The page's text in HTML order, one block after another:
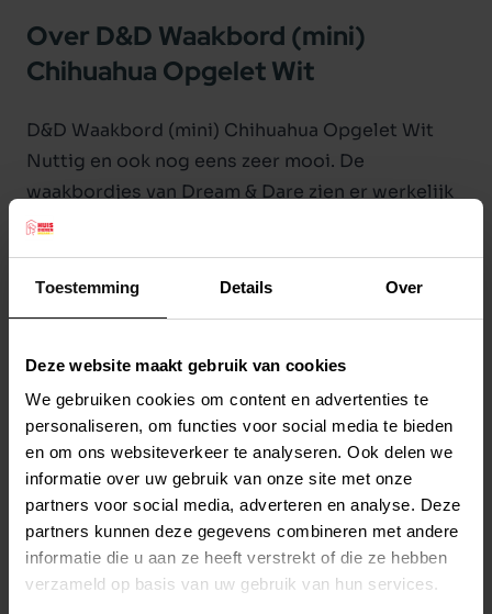
Toestemming Details Over
Deze website maakt gebruik van cookies
We gebruiken cookies om content en advertenties te
personaliseren, om functies voor social media te bieden
en om ons websiteverkeer te analyseren. Ook delen we
informatie over uw gebruik van onze site met onze
partners voor social media, adverteren en analyse. Deze
partners kunnen deze gegevens combineren met andere
informatie die u aan ze heeft verstrekt of die ze hebben
verzameld op basis van uw gebruik van hun services.
Over D&D Waakbord (mini)
Chihuahua Opgelet Wit
D&D Waakbord (mini) Chihuahua Opgelet Wit
Nuttig en ook nog eens zeer mooi. De
waakbordjes van Dream & Dare zien er werkelijk
fantastisch uit. Hiermee telt een gewaarschuwd
mens helemaal voor twee.
Het stevige waakbordje, met een Chihuahua als
afbeelding, is voorzien van de tekst Opgelet,
voorgeboord, dus montage is een fluitje van een
cent.
Afmeting: 12 x 4 x 0,17 cm.
Kleur: wit.
Stel uw bestelherinnering in:(2 weken)
2 weken
4 weken
6 weken
Elke
8 weken
Elke
10 weken
Elke
12 weken